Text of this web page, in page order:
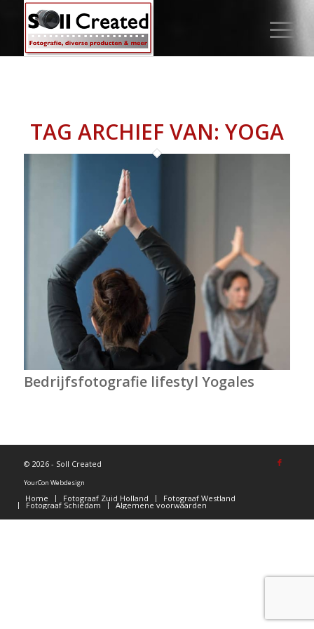
TAG ARCHIEF VAN: YOGA
Bedrijfsfotografie lifestyl Yogales
© 2026 - Soll Created
YourCon Webdesign
Home Fotograaf Zuid Holland Fotograaf Westland
Fotograaf Schiedam Algemene voorwaarden